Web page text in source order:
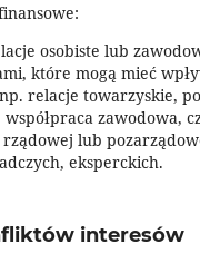
osobiste lub
które mogą mieć
relacje towarzyskie,
zawodowa,
lub
eksperckich.
interesów